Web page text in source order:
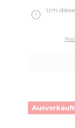
Um
Ausverkauft